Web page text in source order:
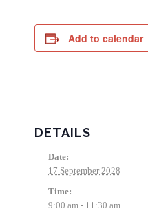
Add to calendar
DETAILS
Date:
17 September 2028
Time:
9:00 am - 11:30 am